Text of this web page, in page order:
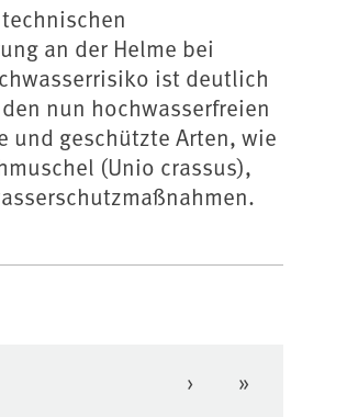
an der Helme bei
ist deutlich
nun hochwasserfreien
und geschützte Arten, wie
(Unio crassus),
Nächste Seite
› Letzte Seite
»